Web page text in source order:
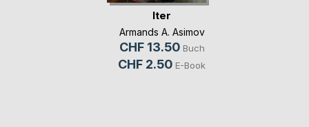
Iter
Armands A. Asimov
CHF 13.50 Buch
CHF 2.50 E-Book